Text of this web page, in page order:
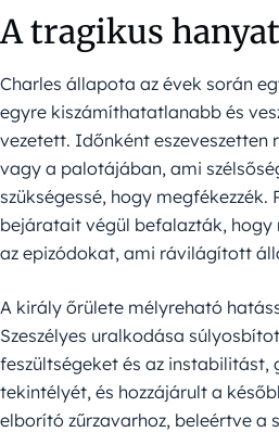
A tragikus
Charles állapota az évek során
egyre kiszámíthatatlanabb és
vezetett. Időnként eszeveszetten
vagy a palotájában, ami
szükségessé, hogy megfékezzék.
bejáratait végül befalazták, hogy
az epizódokat, ami rávilágított
A király őrülete mélyreható
Szeszélyes uralkodása
feszültségeket és az
tekintélyét, és hozzájárult a
elborító zűrzavarhoz, beleértve a